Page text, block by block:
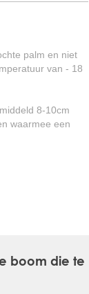
palm en niet
van - 18
8-10cm
waarmee een
zijn
boom die te